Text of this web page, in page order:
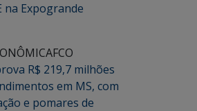
na Expogrande
FCO
R$ 219,7 milhões
em MS, com
e pomares de